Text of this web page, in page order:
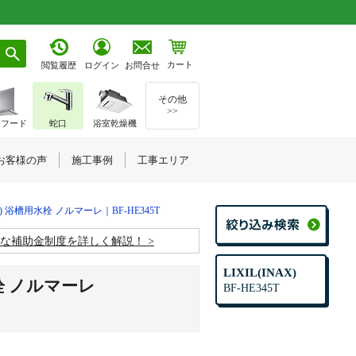
LIXIL(INAX)
BF-HE345T
閲覧履歴 ログイン お問合せ カート
槽用水栓 ノルマーレ｜BF-HE345T
補助金制度を詳しく解説！
ノルマーレ
ード 蛇口 浴室乾燥機
その他
>>
客様の声 施工事例 工事エリア